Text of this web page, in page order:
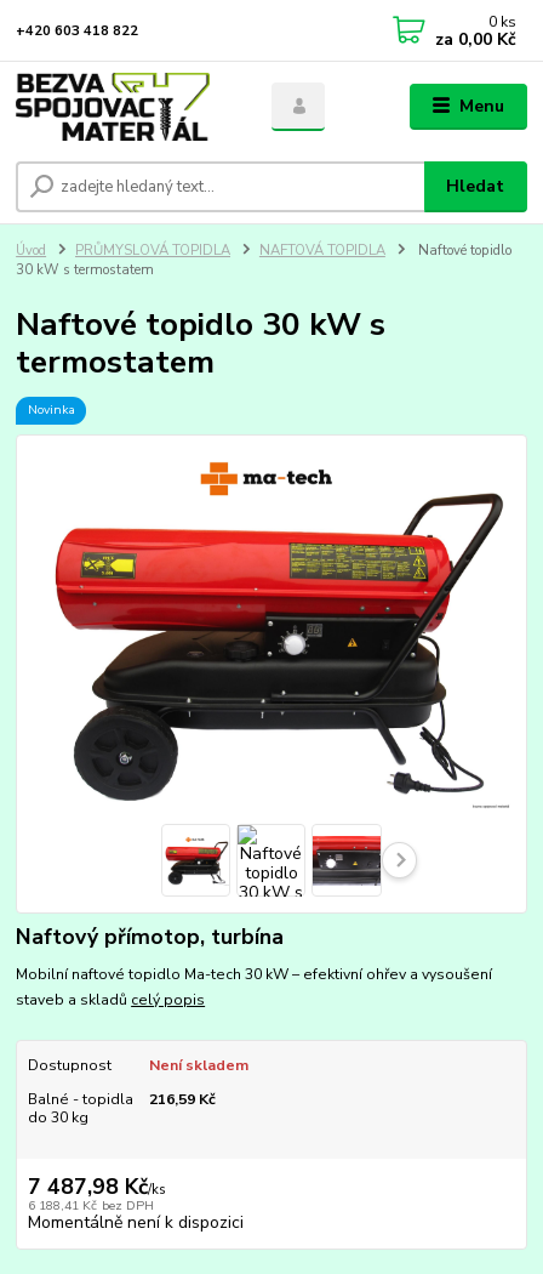
Menu
Hledat
+420 603 418 822 0 ks
za 0,00 Kč
Úvod PRŮMYSLOVÁ TOPIDLA NAFTOVÁ TOPIDLA
Naftové topidlo
30 kW s termostatem
Naftové topidlo 30 kW s
termostatem
Novinka
Naftový přímotop, turbína
Mobilní naftové topidlo Ma-tech 30 kW – efektivní ohřev a vysoušení
staveb a skladů celý popis
Dostupnost
Není skladem
Balné - topidla
do 30 kg
216,59 Kč
7 487,98 Kč/ks
6 188,41 Kč bez DPH
Momentálně není k dispozici